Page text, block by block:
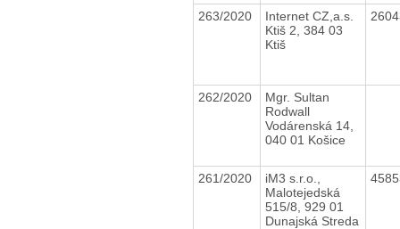
263/2020
Internet CZ,a.s.
Ktiš 2, 384 03
Ktiš
262/2020
Mgr. Sultan
Rodwall
Vodárenská 14,
040 01 Košice
261/2020
iM3 s.r.o.,
Malotejedská
515/8, 929 01
Dunajská Streda